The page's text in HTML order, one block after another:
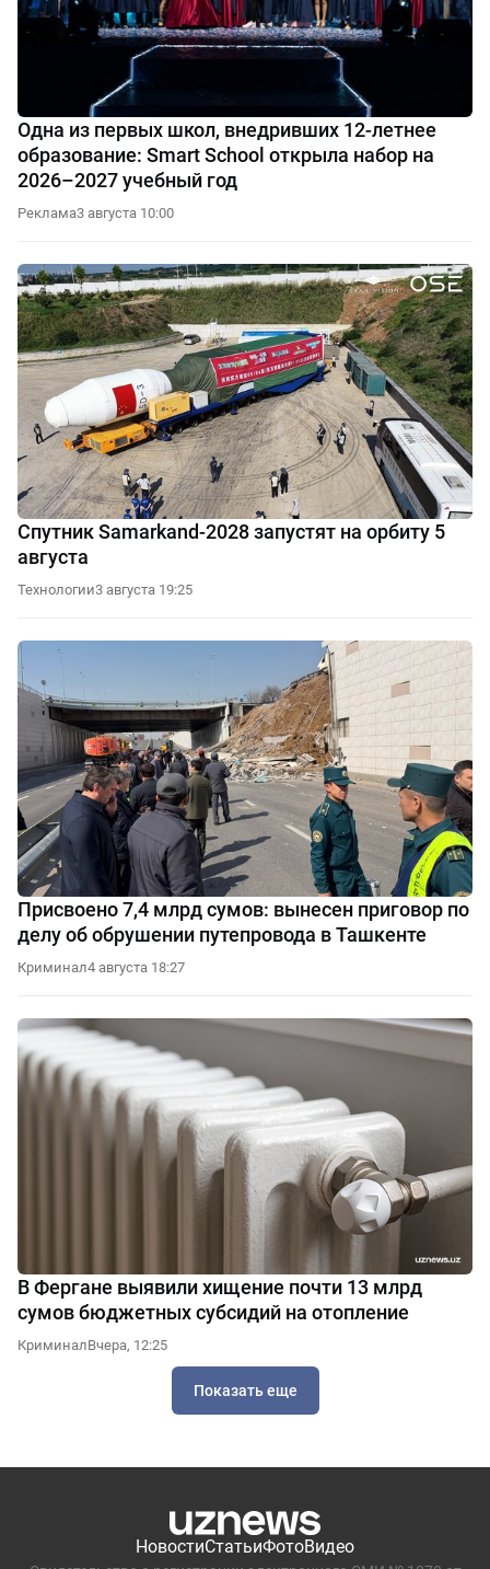
Одна из первых школ, внедривших 12-летнее
образование: Smart School открыла набор на
2026–2027 учебный год
Реклама3 августа 10:00
Спутник Samarkand-2028 запустят на орбиту 5
августа
Технологии3 августа 19:25
Присвоено 7,4 млрд сумов: вынесен приговор по
делу об обрушении путепровода в Ташкенте
Криминал4 августа 18:27
В Фергане выявили хищение почти 13 млрд
сумов бюджетных субсидий на отопление
КриминалВчера, 12:25
Показать еще
НовостиСтатьиФотоВидео